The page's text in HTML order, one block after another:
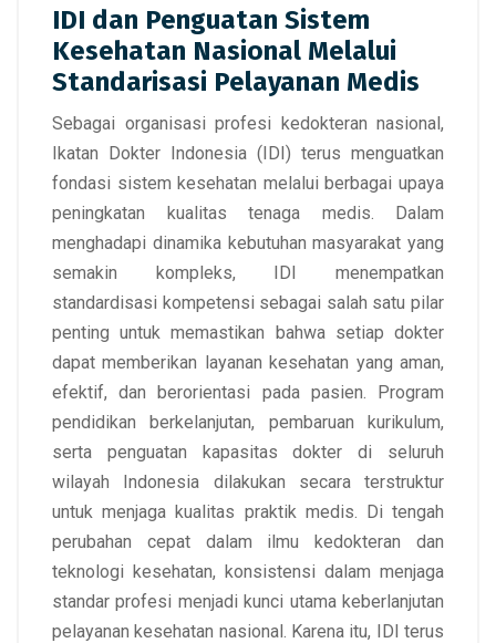
IDI dan Penguatan Sistem
Kesehatan Nasional Melalui
Standarisasi Pelayanan Medis
Sebagai organisasi profesi kedokteran nasional,
Ikatan Dokter Indonesia (IDI) terus menguatkan
fondasi sistem kesehatan melalui berbagai upaya
peningkatan kualitas tenaga medis. Dalam
menghadapi dinamika kebutuhan masyarakat yang
semakin kompleks, IDI menempatkan
standardisasi kompetensi sebagai salah satu pilar
penting untuk memastikan bahwa setiap dokter
dapat memberikan layanan kesehatan yang aman,
efektif, dan berorientasi pada pasien. Program
pendidikan berkelanjutan, pembaruan kurikulum,
serta penguatan kapasitas dokter di seluruh
wilayah Indonesia dilakukan secara terstruktur
untuk menjaga kualitas praktik medis. Di tengah
perubahan cepat dalam ilmu kedokteran dan
teknologi kesehatan, konsistensi dalam menjaga
standar profesi menjadi kunci utama keberlanjutan
pelayanan kesehatan nasional. Karena itu, IDI terus